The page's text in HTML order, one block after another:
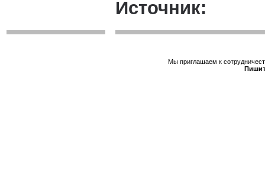
Источник:
Мы приглашаем к